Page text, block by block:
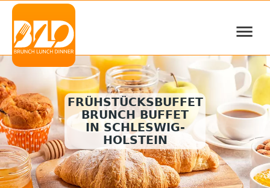
≡
FRÜHSTÜCKSBUFFET
BRUNCH BUFFET
IN SCHLESWIG-
HOLSTEIN